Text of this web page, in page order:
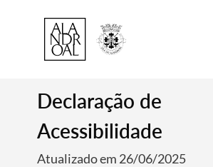
Declaração de
Acessibilidade
Atualizado em 26/06/2025